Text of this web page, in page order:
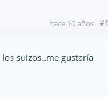
hace 10 años #1
suizos..me gustaría